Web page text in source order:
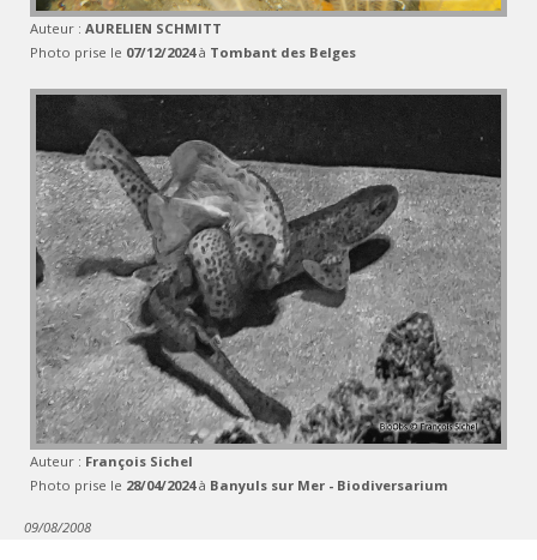
Auteur : AURELIEN SCHMITT
Photo prise le 07/12/2024à Tombant des Belges
Auteur : François Sichel
Photo prise le 28/04/2024à Banyuls sur Mer - Biodiversarium
09/08/2008